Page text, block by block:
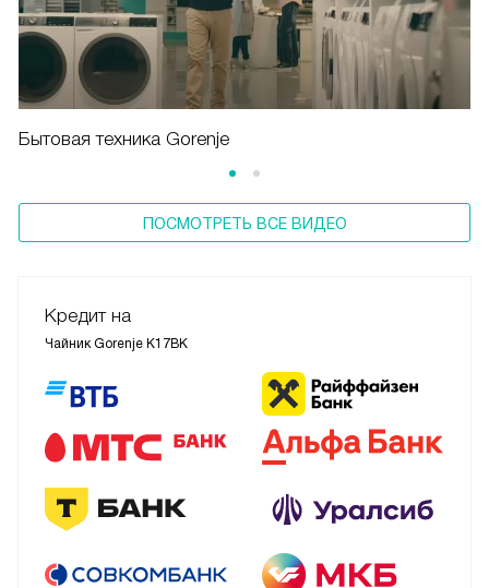
Бытовая техника Gorenje
ПОСМОТРЕТЬ ВСЕ ВИДЕО
Кредит на
Чайник Gorenje K17BK